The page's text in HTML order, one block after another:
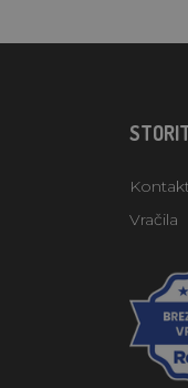
Vračila